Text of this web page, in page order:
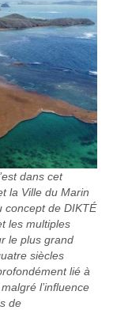
dans cet
la Ville du Marin
concept de DIKTÉ
les multiples
le plus grand
siècles
lié à
l’influence
de